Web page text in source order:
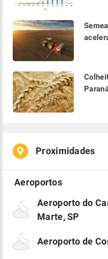
Proximidades
Aeroporto do
Marte, SP
Aeroporto de